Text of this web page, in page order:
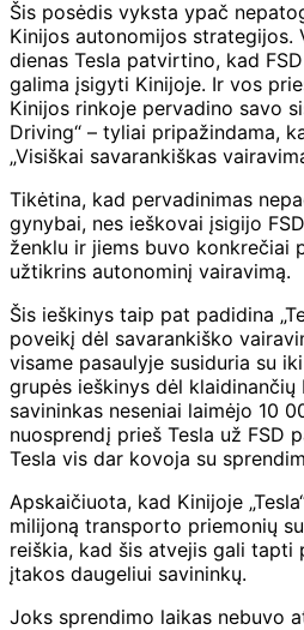
Šis posėdis vyksta ypač
Kinijos autonomijos strategijos.
dienas Tesla patvirtino, kad
galima įsigyti Kinijoje. Ir vos
Kinijos rinkoje pervadino savo
Driving“ – tyliai pripažindama,
„Visiškai savarankiškas
Tikėtina, kad pervadinimas
gynybai, nes ieškovai įsigijo
ženklu ir jiems buvo konkrečiai
užtikrins autonominį vairavimą.
Šis ieškinys taip pat padidina
poveikį dėl savarankiško
visame pasaulyje susiduria su
grupės ieškinys dėl klaidinančių
savininkas neseniai laimėjo 10
nuosprendį prieš Tesla už FSD
Tesla vis dar kovoja su
Apskaičiuota, kad Kinijoje
milijoną transporto priemonių
reiškia, kad šis atvejis gali tapti
įtakos daugeliui savininkų.
Joks sprendimo laikas nebuvo